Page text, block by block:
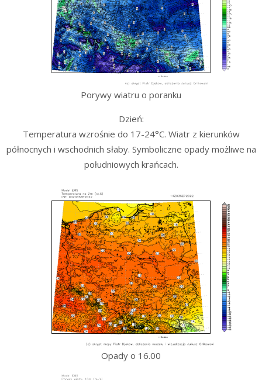
Porywy wiatru o poranku
Dzień:
Temperatura wzrośnie do 17-24°C. Wiatr z kierunków
północnych i wschodnich słaby. Symboliczne opady możliwe na
południowych krańcach.
Opady o 16.00